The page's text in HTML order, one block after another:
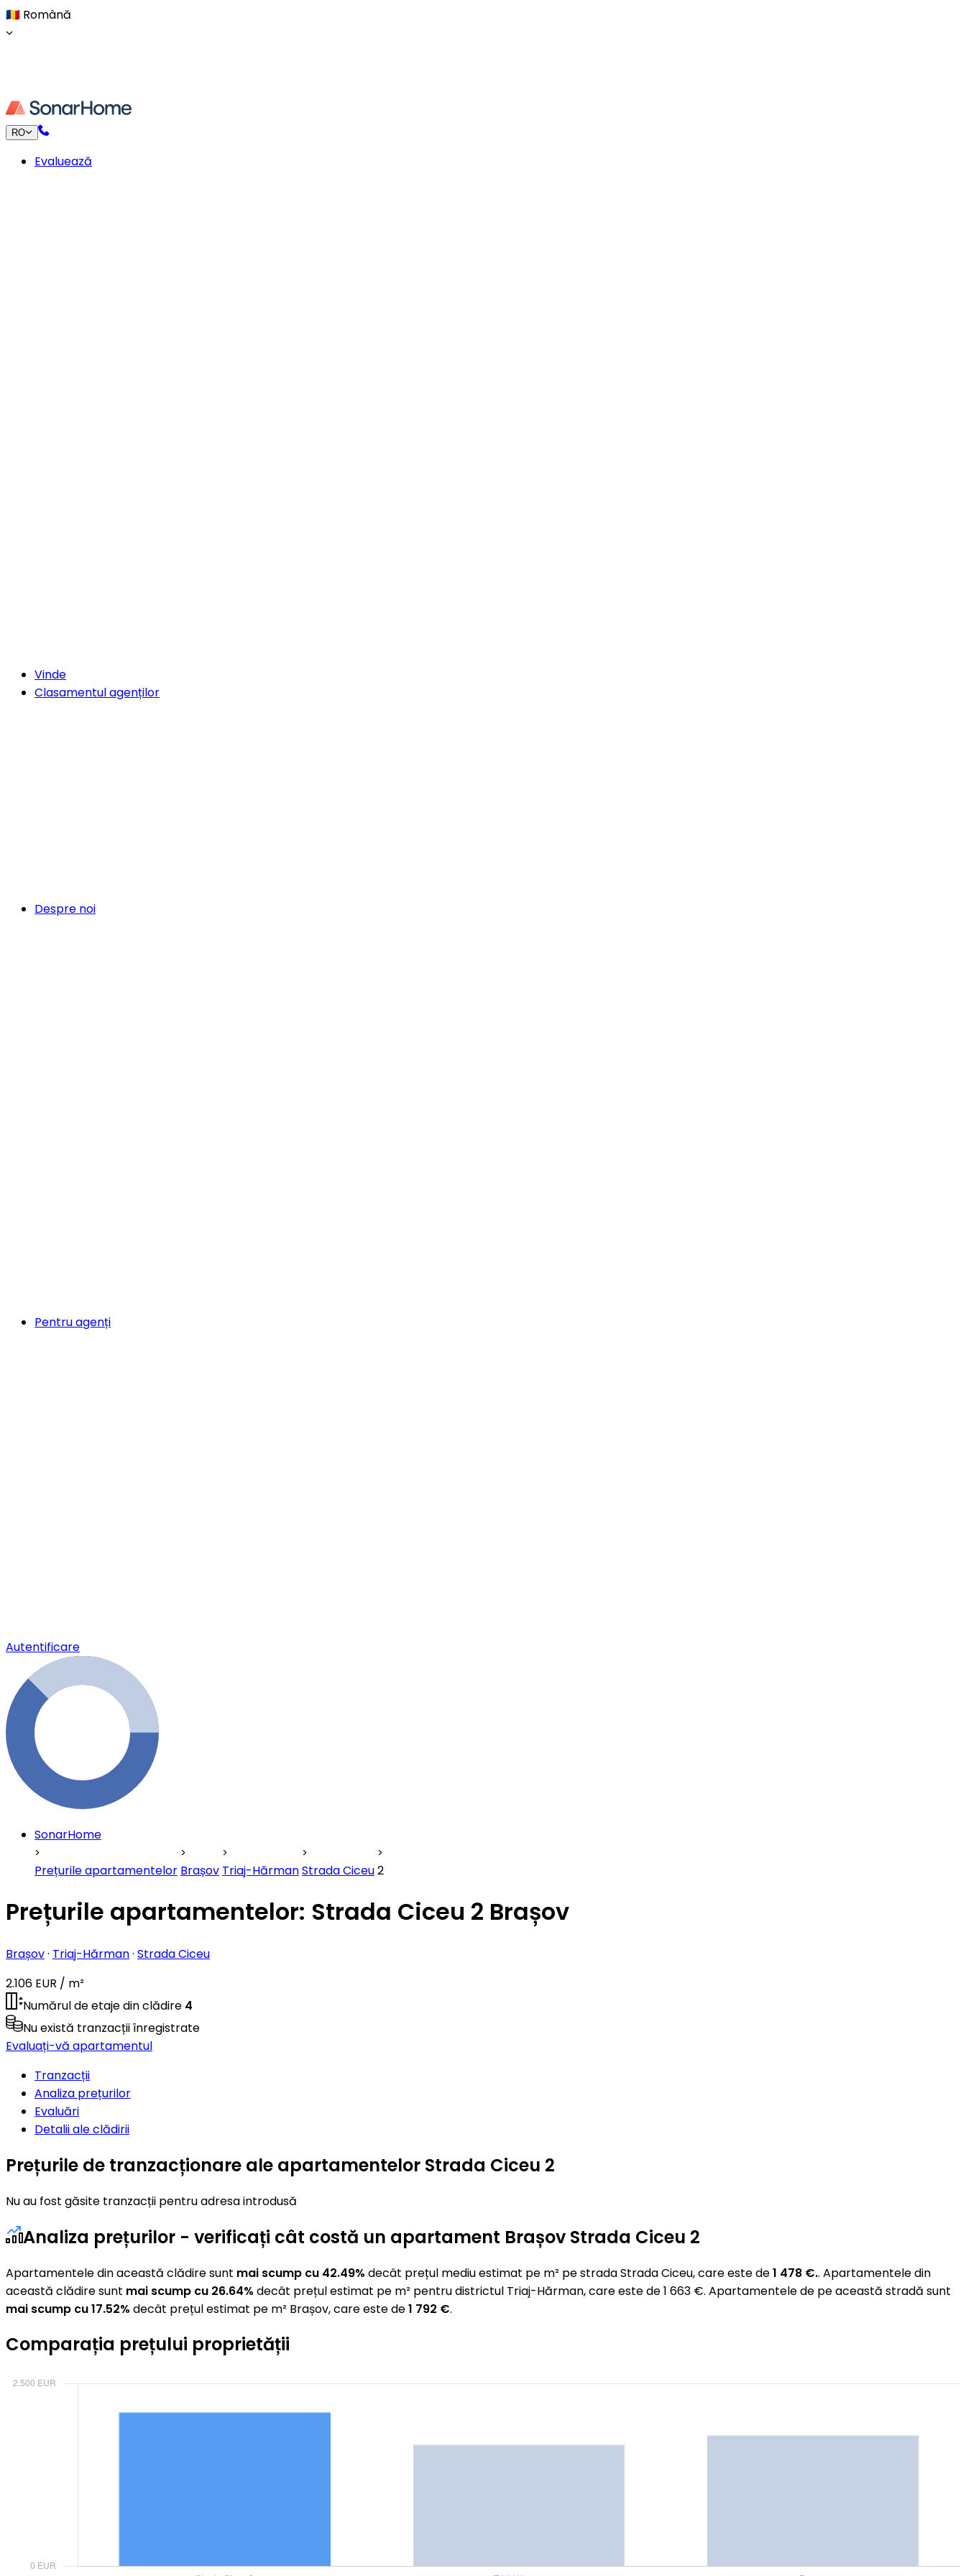
🇷🇴 Română
RO
Evaluează
Vinde
Clasamentul agenților
Despre noi
Pentru agenți
Autentificare
SonarHome
Prețurile apartamentelor Brașov Triaj-HărmanStrada Ciceu2
Prețurile apartamentelor: Strada Ciceu 2 Brașov
Brașov· Triaj-Hărman· Strada Ciceu
2.106 EUR / m²
Numărul de etaje din clădire 4
Nu există tranzacții înregistrate
Evaluați-vă apartamentul
Tranzacții
Analiza prețurilor
Evaluări
Detalii ale clădirii
Prețurile de tranzacționare ale apartamentelor Strada Ciceu 2
Nu au fost găsite tranzacții pentru adresa introdusă
Analiza prețurilor - verificați cât costă un apartament Brașov Strada Ciceu 2
Apartamentele din această clădire sunt mai scump cu 42.49% decât prețul mediu estimat pe m² pe strada Strada Ciceu, care este de1 478 €.. Apartamentele din
această clădire sunt mai scump cu 26.64% decât prețul estimat pe m² pentru districtul Triaj-Hărman, care este de 1 663 €. Apartamentele de pe această stradă sunt
mai scump cu 17.52% decât prețul estimat pe m² Brașov, care este de1 792 €.
Comparația prețului proprietății